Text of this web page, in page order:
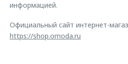
информацией.
Официальный сайт интернет-
https://shop.omoda.ru